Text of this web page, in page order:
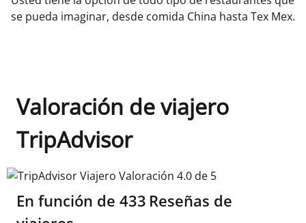
se pueda imaginar, desde comida China hasta Tex Mex.
Valoración de viajero
TripAdvisor
TripAdvisor Viajero Valoración 4.0 de 5
En función de 433 Reseñas de